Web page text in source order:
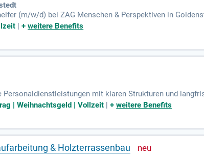
(m/w/d) bei ZAG Menschen & Perspektiven in
inklusive Weihnachts- und Urlaubsgeld.
Programm, um 150,00 € für jeden neuen Kollegen zu
optimal nutzen. Wir fördern Ihre berufliche
Partnerschaft auf Ihrem beruflichen Erfolgskurs!
|+weitere Benefits
mit klaren Strukturen und
und persönliche Betreuung. Wir suchen Tischler,
umfasst die Herstellung und Bearbeitung von
sichere Rahmenbedingungen und nachhaltige
| Weihnachtsgeld | Vollzeit |+weitere Benefits
& Holzterrassenbau